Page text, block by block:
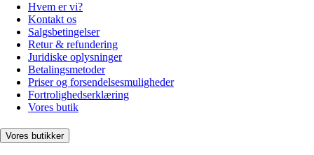
Hvem er vi?
Kontakt os
Salgsbetingelser
Retur & refundering
Juridiske oplysninger
Betalingsmetoder
Priser og forsendelsesmuligheder
Fortrolighedserklæring
Vores butik
Vores butikker